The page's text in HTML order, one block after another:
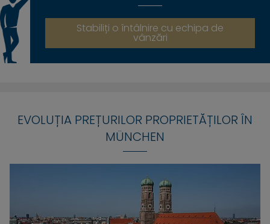
Stabiliți o întâlnire cu echipa de
vânzări
EVOLUȚIA PREȚURILOR PROPRIETĂȚILOR ÎN
MÜNCHEN